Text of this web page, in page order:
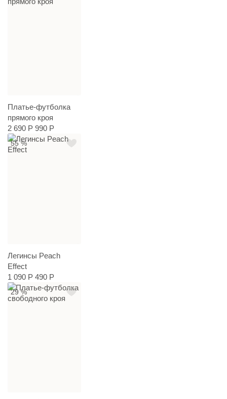
Платье-футболка
прямого кроя
2 690 Р 990 Р
55 %
Легинсы Peach
Effect
1 090 Р 490 Р
29 %